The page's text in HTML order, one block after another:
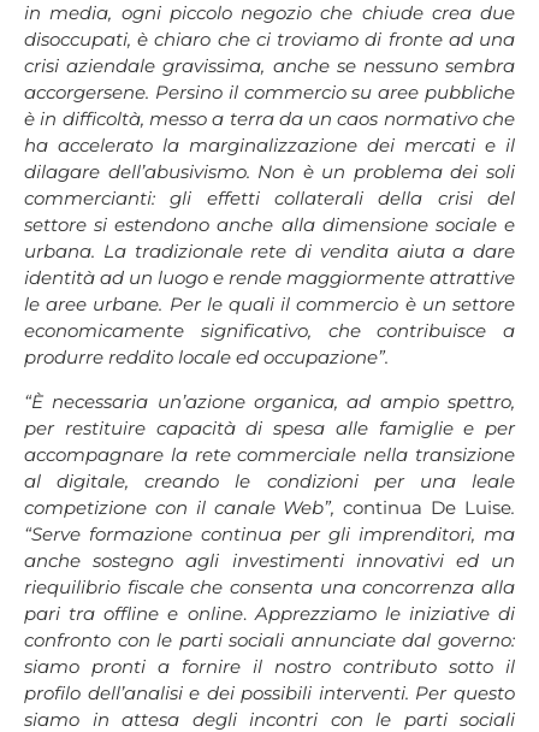
in media, ogni piccolo negozio che chiude crea due
disoccupati, è chiaro che ci troviamo di fronte ad una
crisi aziendale gravissima, anche se nessuno sembra
accorgersene. Persino il commercio su aree pubbliche
è in difficoltà, messo a terra da un caos normativo che
ha accelerato la marginalizzazione dei mercati e il
dilagare dell’abusivismo. Non è un problema dei soli
commercianti: gli effetti collaterali della crisi del
settore si estendono anche alla dimensione sociale e
urbana. La tradizionale rete di vendita aiuta a dare
identità ad un luogo e rende maggiormente attrattive
le aree urbane. Per le quali il commercio è un settore
economicamente significativo, che contribuisce a
produrre reddito locale ed occupazione”.
“È necessaria un’azione organica, ad ampio spettro,
per restituire capacità di spesa alle famiglie e per
accompagnare la rete commerciale nella transizione
al digitale, creando le condizioni per una leale
competizione con il canale Web”,continua De Luise.
“Serve formazione continua per gli imprenditori, ma
anche sostegno agli investimenti innovativi ed un
riequilibrio fiscale che consenta una concorrenza alla
pari tra offline e online.Apprezziamo le iniziative di
confronto con le parti sociali annunciate dal governo:
siamo pronti a fornire il nostro contributo sotto il
profilo dell’analisi e dei possibili interventi. Per questo
siamo in attesa degli incontri con le parti sociali